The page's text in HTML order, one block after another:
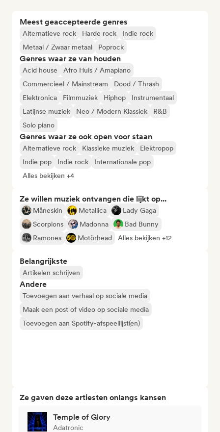
Meest geaccepteerde genres
Alternatieve rock Harde rock
Indie rock
Metaal / Zwaar metaal
Poprock
Genres waar ze van houden
Acid house
Afro Huis / Amapiano
Commercieel / Mainstream
Dood / Thrash
Elektronica
Filmmuziek Hiphop
Instrumentaal
Latijnse muziek
Neo / Modern Klassiek
R&B
Solo piano
Genres waar ze ook open voor staan
Alternatieve rock Klassieke muziek
Elektropop
Indie pop
Indie rock
Internationale pop
Alles bekijken +4
Ze willen muziek ontvangen die lijkt op...
Måneskin Metallica
Lady Gaga
Scorpions
Madonna
Bad Bunny
Ramones
Motörhead Alles bekijken +12
Belangrijkste
Artikelen schrijven
Andere
Toevoegen aan verhaal op sociale media
Maak een post of video op sociale media
Toevoegen aan Spotify-afspeellijst(en)
Ze gaven deze artiesten onlangs kansen
Temple of Glory
Adatronic